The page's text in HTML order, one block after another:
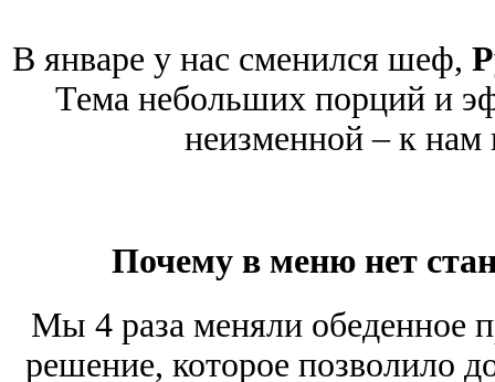
В январе у нас сменился шеф,
Тема небольших порций и
неизменной – к нам
Почему в меню нет
Мы 4 раза меняли обеденное
решение, которое позволило